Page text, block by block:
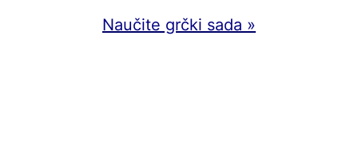
Naučite grčki sada »